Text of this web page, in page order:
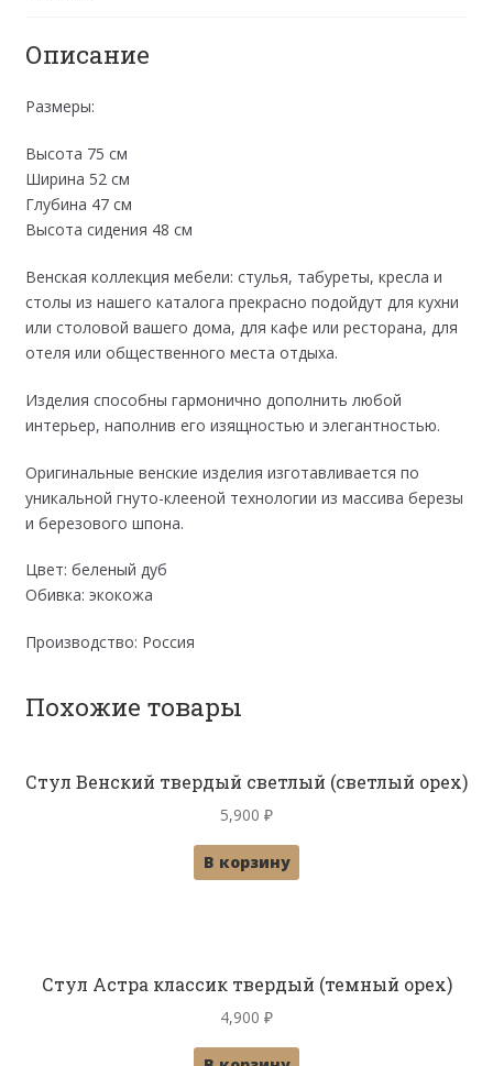
Описание
Размеры:
Высота 75 см
Ширина 52 см
Глубина 47 см
Высота сидения 48 см
Венская коллекция мебели: стулья, табуреты, кресла и
столы из нашего каталога прекрасно подойдут для кухни
или столовой вашего дома, для кафе или ресторана, для
отеля или общественного места отдыха.
Изделия способны гармонично дополнить любой
интерьер, наполнив его изящностью и элегантностью.
Оригинальные венские изделия изготавливается по
уникальной гнуто-клееной технологии из массива березы
и березового шпона.
Цвет: беленый дуб
Обивка: экокожа
Производство: Россия
Похожие товары
Стул Венский твердый светлый (светлый орех)
5,900 ₽
В корзину
Стул Астра классик твердый (темный орех)
4,900 ₽